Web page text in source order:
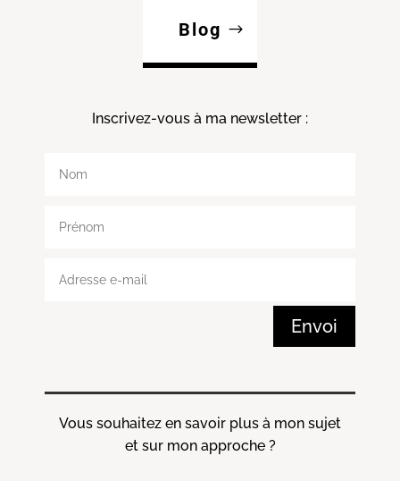
Blog
Inscrivez-vous à ma newsletter :
Envoi
Vous souhaitez en savoir plus à mon sujet
et sur mon approche ?